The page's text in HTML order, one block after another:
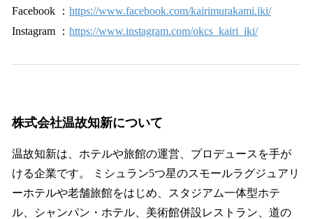
Facebook ： https://www.facebook.com/kairimurakami.iki/
Instagram ： https://www.instagram.com/okcs_kairi_iki/
株式会社温故知新について
温故知新は、ホテルや旅館の運営、プロデュースを手が
ける企業です。 ミシュラン5つ星のスモールラグジュアリ
ーホテルや老舗旅館をはじめ、スタジアム一体型ホテ
ル、シャンパン・ホテル、美術館併設レストラン、道の